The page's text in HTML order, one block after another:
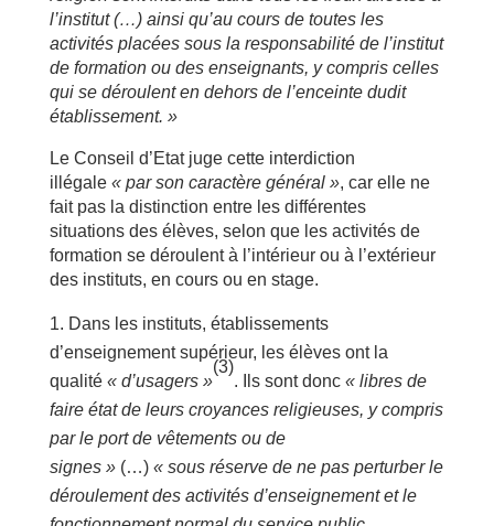
l’institut (…) ainsi qu’au cours de toutes les
activités placées sous la responsabilité de l’institut
de formation ou des enseignants, y compris celles
qui se déroulent en dehors de l’enceinte dudit
établissement. »
Le Conseil d’Etat juge cette interdiction
illégale « par son caractère général », car elle ne
fait pas la distinction entre les différentes
situations des élèves, selon que les activités de
formation se déroulent à l’intérieur ou à l’extérieur
des instituts, en cours ou en stage.
Dans les instituts, établissements
d’enseignement supérieur, les élèves ont la
qualité « d’usagers »
(3)
. Ils sont donc « libres de
faire état de leurs croyances religieuses, y compris
par le port de vêtements ou de
signes » (…)« sous réserve de ne pas perturber le
déroulement des activités d’enseignement et le